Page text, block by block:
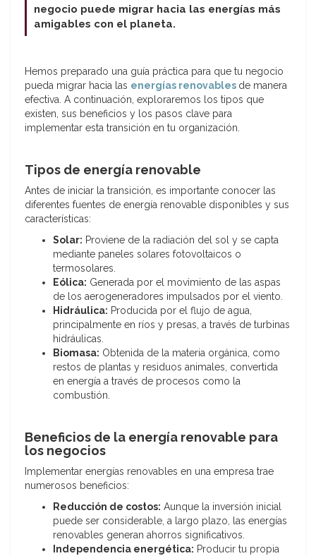
negocio puede migrar hacia las energías más
amigables con el planeta.
Hemos preparado una guía práctica para que tu negocio
pueda migrar hacia las energías renovables de manera
efectiva. A continuación, exploraremos los tipos que
existen, sus beneficios y los pasos clave para
implementar esta transición en tu organización.
Tipos de energía renovable
Antes de iniciar la transición, es importante conocer las
diferentes fuentes de energía renovable disponibles y sus
características:
Solar: Proviene de la radiación del sol y se capta
mediante paneles solares fotovoltaicos o
termosolares.
Eólica: Generada por el movimiento de las aspas
de los aerogeneradores impulsados por el viento.
Hidráulica: Producida por el flujo de agua,
principalmente en ríos y presas, a través de turbinas
hidráulicas.
Biomasa: Obtenida de la materia orgánica, como
restos de plantas y residuos animales, convertida
en energía a través de procesos como la
combustión.
Beneficios de la energía renovable para
los negocios
Implementar energías renovables en una empresa trae
numerosos beneficios:
Reducción de costos: Aunque la inversión inicial
puede ser considerable, a largo plazo, las energías
renovables generan ahorros significativos.
Independencia energética: Producir tu propia